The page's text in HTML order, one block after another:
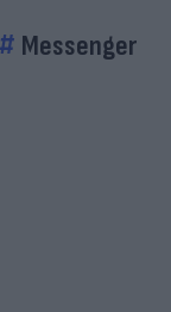
Messenger